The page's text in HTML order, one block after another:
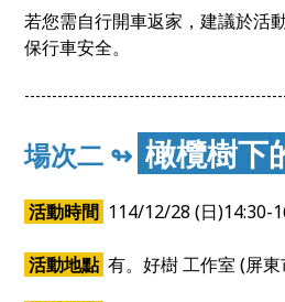
若您需自行開車返家，建議於活
保行車安全。
場次二 ↬ 橄欖樹下
活動時間 114/12/28 (日)14:30-
活動地點 有。好樹 工作室 (屏